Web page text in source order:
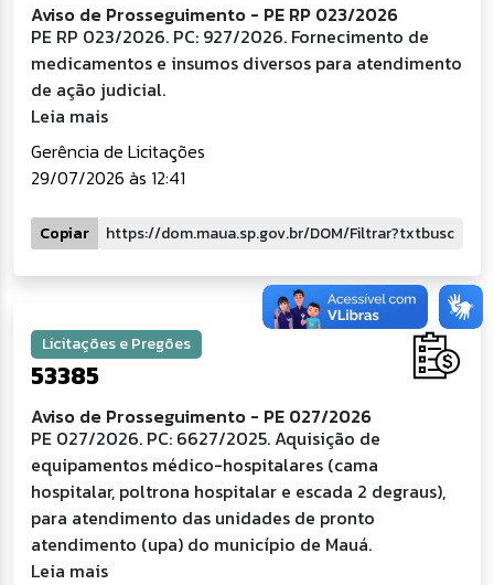
Aviso de Prosseguimento - PE RP 023/2026
PE RP 023/2026. PC: 927/2026. Fornecimento de
medicamentos e insumos diversos para atendimento
de ação judicial.
Leia mais
Gerência de Licitações
29/07/2026 às 12:41
Copiar
Licitações e Pregões
53385
Aviso de Prosseguimento - PE 027/2026
PE 027/2026. PC: 6627/2025. Aquisição de
equipamentos médico-hospitalares (cama
hospitalar, poltrona hospitalar e escada 2 degraus),
para atendimento das unidades de pronto
atendimento (upa) do município de Mauá.
Leia mais